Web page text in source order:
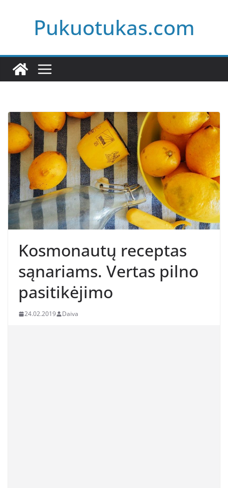
Pukuotukas.com
Kosmonautų receptas
sąnariams. Vertas pilno
pasitikėjimo
24.02.2019 Daiva